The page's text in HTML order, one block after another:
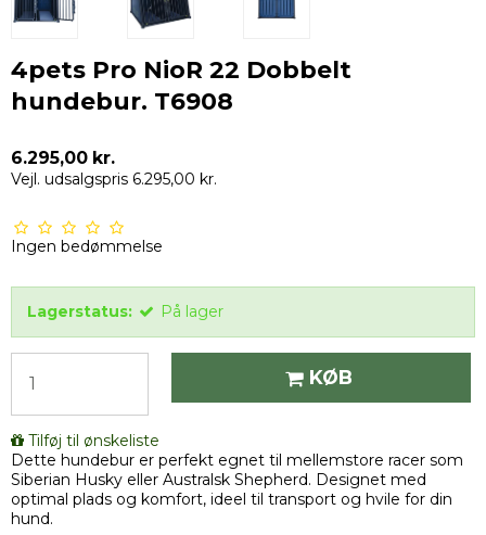
4pets Pro NioR 22 Dobbelt
hundebur. T6908
6.295,00 kr.
Vejl. udsalgspris 6.295,00 kr.
Ingen bedømmelse
Lagerstatus: På lager
KØB
Tilføj til ønskeliste
Dette hundebur er perfekt egnet til mellemstore racer som
Siberian Husky eller Australsk Shepherd. Designet med
optimal plads og komfort, ideel til transport og hvile for din
hund.